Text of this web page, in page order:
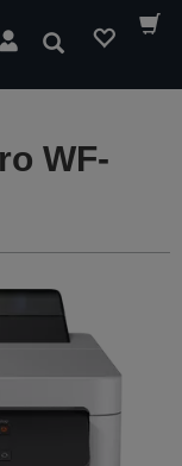
Suchen
WF-